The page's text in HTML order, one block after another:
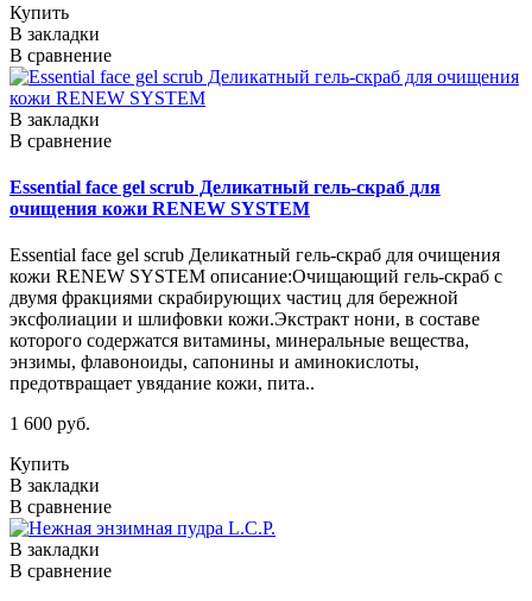
Купить
В закладки
В сравнение
В закладки
В сравнение
Essential face gel scrub Деликатный гель-скраб для
очищения кожи RENEW SYSTEM
Essential face gel scrub Деликатный гель-скраб для очищения
кожи RENEW SYSTEM описание:Очищающий гель-скраб с
двумя фракциями скрабирующих частиц для бережной
эксфолиации и шлифовки кожи.Экстракт нони, в составе
которого содержатся витамины, минеральные вещества,
энзимы, флавоноиды, сапонины и аминокислоты,
предотвращает увядание кожи, пита..
1 600 руб.
Купить
В закладки
В сравнение
В закладки
В сравнение